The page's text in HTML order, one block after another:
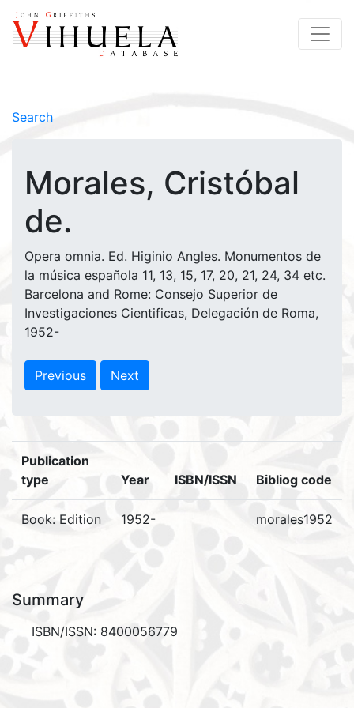
Search
Morales, Cristóbal
de.
Opera omnia. Ed. Higinio Angles. Monumentos de
la música española 11, 13, 15, 17, 20, 21, 24, 34 etc.
Barcelona and Rome: Consejo Superior de
Investigaciones Cientificas, Delegación de Roma,
1952-
Previous Next
Publication
type
Year ISBN/ISSN Bibliog code
Book: Edition 1952- morales1952
Summary
ISBN/ISSN: 8400056779